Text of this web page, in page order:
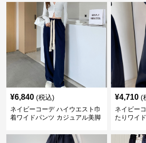
¥6,840 (税込)
ネイビーコーデ ハイウエスト巾
着ワイドパンツ カジュアル美脚
¥4,710 (
ネイビー
たりワイ